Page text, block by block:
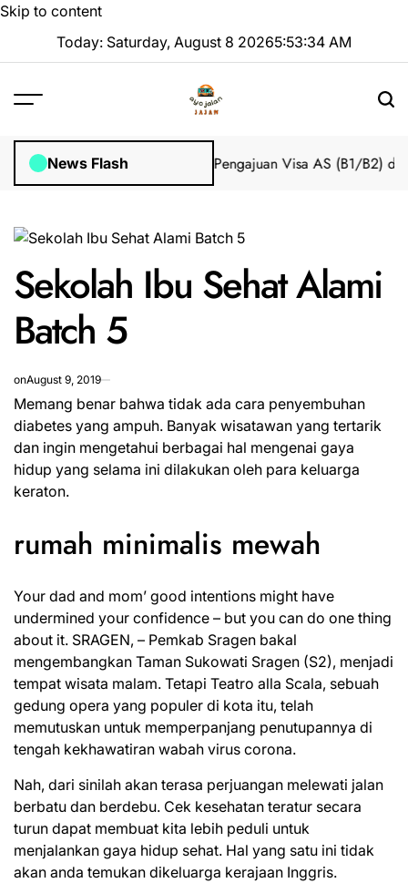
Skip to content
Today: Saturday, August 8 20265:53:35 AM
News Flash
2025 Tanpa Stres Bantuan Pengajuan Visa AS (B1/B2) dari
Sekolah Ibu Sehat Alami
Batch 5
onAugust 9, 2019
Memang benar bahwa tidak ada cara penyembuhan
diabetes yang ampuh. Banyak wisatawan yang tertarik
dan ingin mengetahui berbagai hal mengenai gaya
hidup yang selama ini dilakukan oleh para keluarga
keraton.
rumah minimalis mewah
Your dad and mom’ good intentions might have
undermined your confidence – but you can do one thing
about it. SRAGEN, – Pemkab Sragen bakal
mengembangkan Taman Sukowati Sragen (S2), menjadi
tempat wisata malam. Tetapi Teatro alla Scala, sebuah
gedung opera yang populer di kota itu, telah
memutuskan untuk memperpanjang penutupannya di
tengah kekhawatiran wabah virus corona.
Nah, dari sinilah akan terasa perjuangan melewati jalan
berbatu dan berdebu. Cek kesehatan teratur secara
turun dapat membuat kita lebih peduli untuk
menjalankan gaya hidup sehat. Hal yang satu ini tidak
akan anda temukan dikeluarga kerajaan Inggris.